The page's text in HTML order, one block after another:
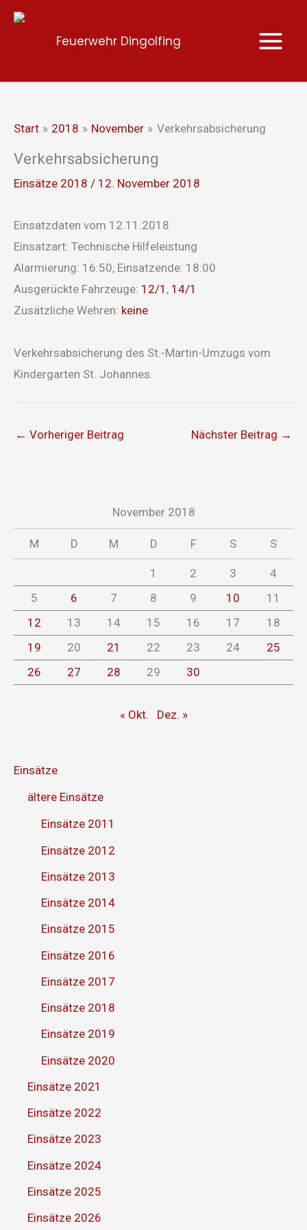
Zum
Feuerwehr Dingolfing
Start 2018 November Verkehrsabsicherung
Verkehrsabsicherung
Einsätze 2018 / 12. November 2018
Einsatzdaten vom 12.11.2018
Einsatzart: Technische Hilfeleistung
Alarmierung: 16:50, Einsatzende: 18:00
Ausgerückte Fahrzeuge: 12/1 , 14/1
Zusätzliche Wehren: keine
Verkehrsabsicherung des St.-Martin-Umzugs vom
Kindergarten St. Johannes.
← Vorheriger Beitrag Nächster Beitrag →
November 2018
M D M D F S S
1 2 3
4
5
6 7 8 9 10
11
12
13 14 15 16 17
18
19
20 21 22 23 24
25
26
27 28 29 30
« Okt. Dez. »
Einsätze
ältere Einsätze
Einsätze 2011
Einsätze 2012
Einsätze 2013
Einsätze 2014
Einsätze 2015
Einsätze 2016
Einsätze 2017
Einsätze 2018
Einsätze 2019
Einsätze 2020
Einsätze 2021
Einsätze 2022
Einsätze 2023
Einsätze 2024
Einsätze 2025
Einsätze 2026